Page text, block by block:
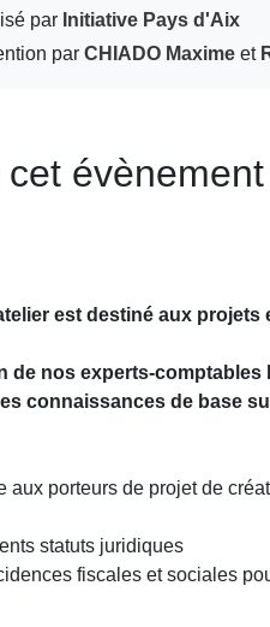
parInitiative Pays d'Aix
parCHIADO Maximeet
évènement
est destiné aux
de nos experts-
connaissances de base
aux porteurs de projet de
statuts juridiques
fiscales et sociales